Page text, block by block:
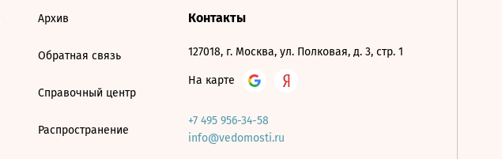
Архив
Обратная связь
Справочный центр
Распространение
Контакты
127018, г. Москва, ул. Полковая, д. 3, стр. 1
На карте
+7 495 956-34-58
info@vedomosti.ru